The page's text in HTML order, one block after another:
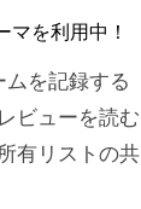
マを利用中！
を記録する
ビューを読む
有リストの共
ュー